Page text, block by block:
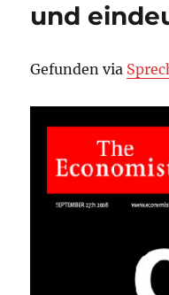
und
Gefunden via